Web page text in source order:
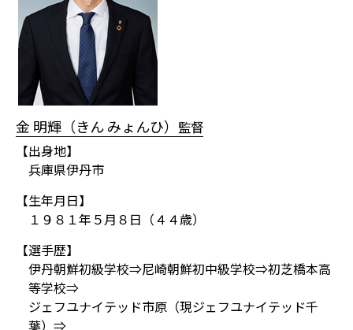
金 明輝（きん みょんひ） 監督
【出身地】
兵庫県伊丹市
【生年月日】
１９８１年５月８日（４４歳）
【選手歴】
伊丹朝鮮初級学校⇒尼崎朝鮮初中級学校⇒初芝橋本高
等学校⇒
ジェフユナイテッド市原（現ジェフユナイテッド千
葉）⇒